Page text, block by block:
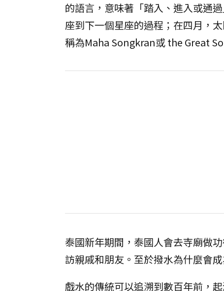
的語言，意味著「踏入、進入或通
座到下一個星座的過程；在四月，
稱為Maha Songkran或 the Great
泰國新年期間，泰國人會去寺廟做
訪親戚和朋友。至於撥水為什麼會
戲水的傳統可以追溯到數百年前，